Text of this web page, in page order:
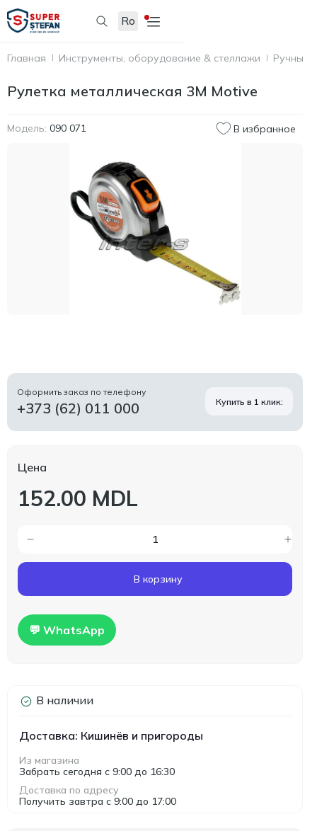
Ro
Главная Инструменты, оборудование & стеллажи Ручные
Рулетка металлическая 3M Motive
Модель: 090 071 В избранное
Оформить заказ по телефону
+373 (62) 011 000 Купить в 1 клик:
Цена
152.00 MDL
В корзину
💬 WhatsApp
В наличии
Доставка: Кишинёв и пригороды
Из магазина
Забрать сегодня с 9:00 до 16:30
Доставка по адресу
Получить завтра с 9:00 до 17:00